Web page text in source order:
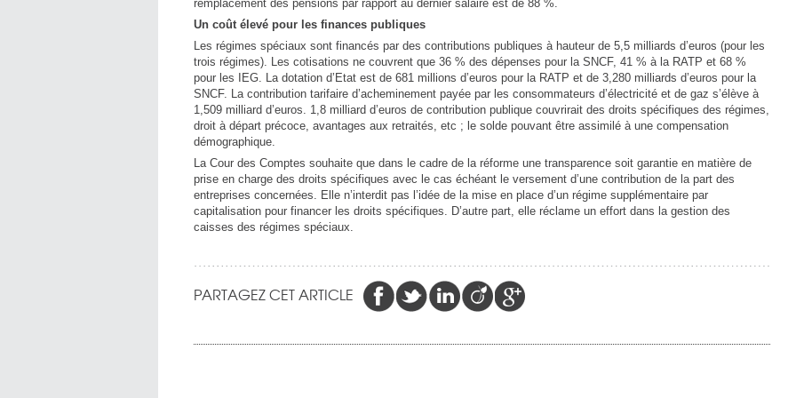
remplacement des pensions par rapport au dernier salaire est de 88 %.
Un coût élevé pour les finances publiques
Les régimes spéciaux sont financés par des contributions publiques à hauteur de 5,5 milliards d’euros (pour les
trois régimes). Les cotisations ne couvrent que 36 % des dépenses pour la SNCF, 41 % à la RATP et 68 %
pour les IEG. La dotation d’Etat est de 681 millions d’euros pour la RATP et de 3,280 milliards d’euros pour la
SNCF. La contribution tarifaire d’acheminement payée par les consommateurs d’électricité et de gaz s’élève à
1,509 milliard d’euros. 1,8 milliard d’euros de contribution publique couvrirait des droits spécifiques des régimes,
droit à départ précoce, avantages aux retraités, etc ; le solde pouvant être assimilé à une compensation
démographique.
La Cour des Comptes souhaite que dans le cadre de la réforme une transparence soit garantie en matière de
prise en charge des droits spécifiques avec le cas échéant le versement d’une contribution de la part des
entreprises concernées. Elle n’interdit pas l’idée de la mise en place d’un régime supplémentaire par
capitalisation pour financer les droits spécifiques. D’autre part, elle réclame un effort dans la gestion des
caisses des régimes spéciaux.
PARTAGEZ CET ARTICLE